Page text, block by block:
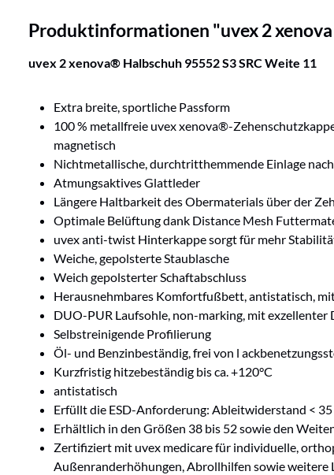
Produktinformationen "uvex 2
uvex 2 xenova® Halbschuh 95552 S3 SRC Weite 11
Extra breite, sportliche Passform
100 % metallfreie uvex xenova®-
magnetisch
Nichtmetallische, durchtritthemmende Einlage
Atmungsaktives Glattleder
Längere Haltbarkeit des Obermaterials über der
Optimale Belüftung dank Distance Mesh
uvex anti-twist Hinterkappe sorgt für mehr
Weiche, gepolsterte Staublasche
Weich gepolsterter Schaftabschluss
Herausnehmbares Komfortfußbett, antistatisch,
DUO-PUR Laufsohle, non-marking, mit
Selbstreinigende Profilierung
Öl- und Benzinbeständig, frei von l
Kurzfristig hitzebeständig bis ca. +120°C
antistatisch
Erfüllt die ESD-Anforderung: Ableitwiderstand <
Erhältlich in den Größen 38 bis 52 sowie den
Zertifiziert mit uvex medicare für individuelle,
Außenranderhöhungen, Abrollhilfen sowie weitere